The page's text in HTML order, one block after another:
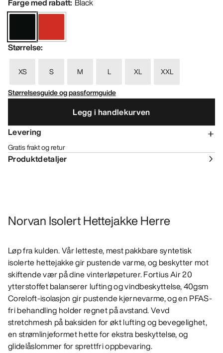
Farge med rabatt: Black
Størrelse:
XS S M L XL
XXL
Størrelsesguide og passformguide
Legg i handlekurven
Levering
Gratis frakt og retur
Produktdetaljer
Norvan Isolert Hettejakke Herre
Løp fra kulden. Vår letteste, mest pakkbare syntetisk
isolerte hettejakke gir pustende varme, og beskytter mot
skiftende vær på dine vinterløpeturer. Fortius Air 20
ytterstoffet balanserer lufting og vindbeskyttelse, 40gsm
Coreloft-isolasjon gir pustende kjernevarme, og en PFAS-
fri behandling holder regnet på avstand. Vevd
stretchmesh på baksiden for økt lufting og bevegelighet,
en strømlinjeformet hette for ekstra beskyttelse, og
glidelåslommer for sprettfri oppbevaring.